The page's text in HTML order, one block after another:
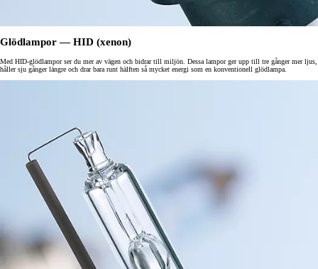
Glödlampor — HID (xenon)
Med HID-glödlampor ser du mer av vägen och bidrar till miljön. Dessa lampor ger upp till tre gånger mer ljus,
håller sju gånger längre och drar bara runt hälften så mycket energi som en konventionell glödlampa.